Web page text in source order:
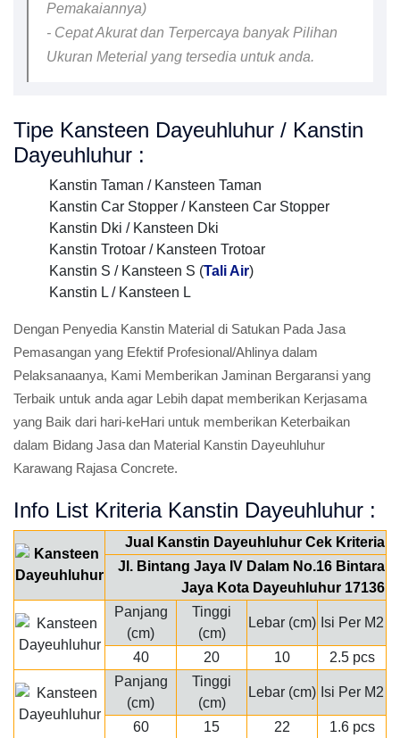
Pemakaiannya)
- Cepat Akurat dan Terpercaya banyak Pilihan
Ukuran Meterial yang tersedia untuk anda.
Tipe Kansteen Dayeuhluhur / Kanstin
Dayeuhluhur :
Kanstin Taman / Kansteen Taman
Kanstin Car Stopper / Kansteen Car Stopper
Kanstin Dki / Kansteen Dki
Kanstin Trotoar / Kansteen Trotoar
Kanstin S / Kansteen S (Tali Air)
Kanstin L / Kansteen L
Dengan Penyedia Kanstin Material di Satukan Pada Jasa
Pemasangan yang Efektif Profesional/Ahlinya dalam
Pelaksanaanya, Kami Memberikan Jaminan Bergaransi yang
Terbaik untuk anda agar Lebih dapat memberikan Kerjasama
yang Baik dari hari-keHari untuk memberikan Keterbaikan
dalam Bidang Jasa dan Material Kanstin Dayeuhluhur
Karawang Rajasa Concrete.
Info List Kriteria Kanstin Dayeuhluhur :
Jual Kanstin Dayeuhluhur Cek Kriteria
Jl. Bintang Jaya IV Dalam No.16 Bintara
Jaya Kota Dayeuhluhur 17136
Panjang
(cm)
Tinggi
(cm)
Lebar (cm) Isi Per M2
40 20 10
2.5 pcs
Panjang
(cm)
Tinggi
(cm)
Lebar (cm) Isi Per M2
60 15 22
1.6 pcs